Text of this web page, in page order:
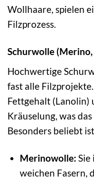
Wollhaare, spielen
Filzprozess.
Schurwolle
Hochwertige
fast alle
Fettgehalt (Lanolin)
Kräuselung, was
Besonders beliebt
Merinowolle: Sie
weichen Fasern,